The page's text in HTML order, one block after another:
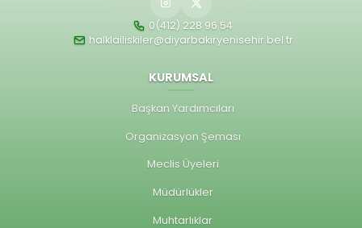
0(412) 228 96 54
halklailiskiler@diyarbakiryenisehir.bel.tr
KURUMSAL
Başkan Yardımcıları
Organizasyon Şeması
Meclis Üyeleri
Müdürlükler
Muhtarlıklar